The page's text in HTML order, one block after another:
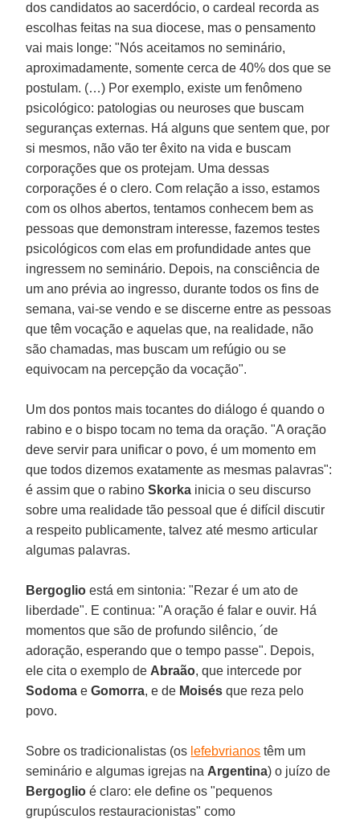
dos candidatos ao sacerdócio, o cardeal recorda as
escolhas feitas na sua diocese, mas o pensamento
vai mais longe: "Nós aceitamos no seminário,
aproximadamente, somente cerca de 40% dos que se
postulam. (…) Por exemplo, existe um fenômeno
psicológico: patologias ou neuroses que buscam
seguranças externas. Há alguns que sentem que, por
si mesmos, não vão ter êxito na vida e buscam
corporações que os protejam. Uma dessas
corporações é o clero. Com relação a isso, estamos
com os olhos abertos, tentamos conhecem bem as
pessoas que demonstram interesse, fazemos testes
psicológicos com elas em profundidade antes que
ingressem no seminário. Depois, na consciência de
um ano prévia ao ingresso, durante todos os fins de
semana, vai-se vendo e se discerne entre as pessoas
que têm vocação e aquelas que, na realidade, não
são chamadas, mas buscam um refúgio ou se
equivocam na percepção da vocação".
Um dos pontos mais tocantes do diálogo é quando o
rabino e o bispo tocam no tema da oração. "A oração
deve servir para unificar o povo, é um momento em
que todos dizemos exatamente as mesmas palavras":
é assim que o rabinoSkorka inicia o seu discurso
sobre uma realidade tão pessoal que é difícil discutir
a respeito publicamente, talvez até mesmo articular
algumas palavras.
Bergoglioestá em sintonia: "Rezar é um ato de
liberdade". E continua: "A oração é falar e ouvir. Há
momentos que são de profundo silêncio, ´de
adoração, esperando que o tempo passe". Depois,
ele cita o exemplo de Abraão, que intercede por
SodomaeGomorra, e de Moisés que reza pelo
povo.
Sobre os tradicionalistas (os lefebvrianos têm um
seminário e algumas igrejas na Argentina) o juízo de
Bergoglioé claro: ele define os "pequenos
grupúsculos restauracionistas" como